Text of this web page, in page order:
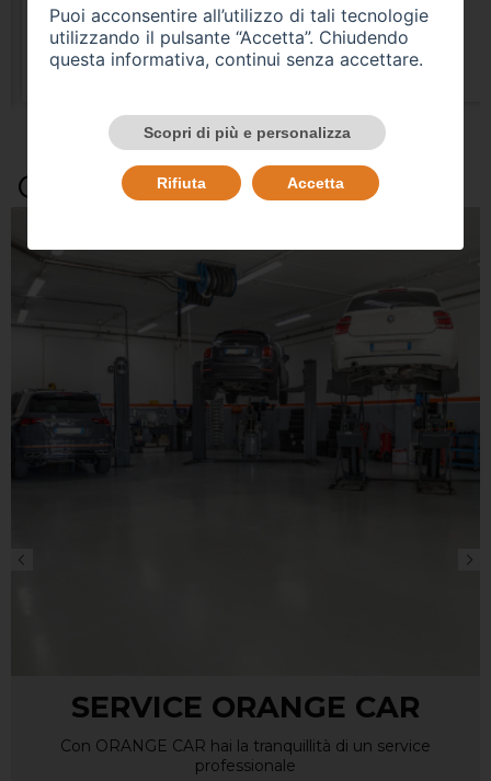
VOLKSWAGEN Tiguan 2ª serie
USATO
Prezzo 15.500,00 €
Occasioni e Notizie
SERVICE ORANGE CAR
Con ORANGE CAR hai la tranquillità di un service
professionale
Puoi acconsentire all’utilizzo di tali tecnologie
utilizzando il pulsante “Accetta”. Chiudendo
questa informativa, continui senza accettare.
Scopri di più e personalizza
Rifiuta Accetta